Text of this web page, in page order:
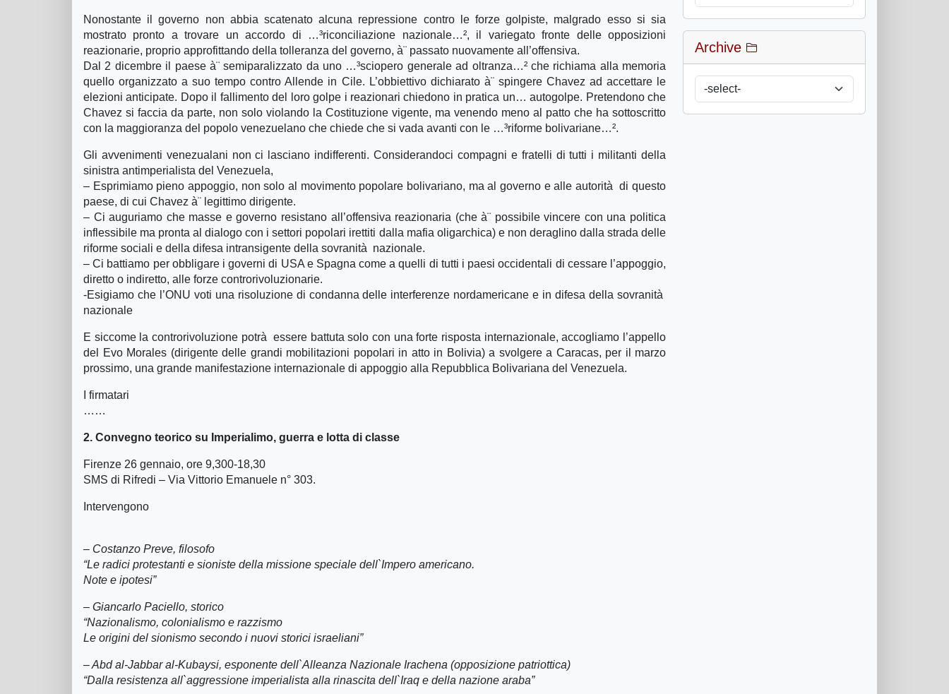
Nonostante il governo non abbia scatenato alcuna repressione contro le forze golpiste, malgrado esso si sia
mostrato pronto a trovare un accordo di …³riconciliazione nazionale…², il variegato fronte delle opposizioni
reazionarie, proprio approfittando della tolleranza del governo, à¨ passato nuovamente all’offensiva.
Dal 2 dicembre il paese à¨ semiparalizzato da uno …³sciopero generale ad oltranza…² che richiama alla memoria
quello organizzato a suo tempo contro Allende in Cile. L’obbiettivo dichiarato à¨ spingere Chavez ad accettare le
elezioni anticipate. Dopo il fallimento del loro golpe i reazionari chiedono in pratica un… autogolpe. Pretendono che
Chavez si faccia da parte, non solo violando la Costituzione vigente, ma venendo meno al patto che ha sottoscritto
con la maggioranza del popolo venezuelano che chiede che si vada avanti con le …³riforme bolivariane…².
Gli avvenimenti venezualani non ci lasciano indifferenti. Considerandoci compagni e fratelli di tutti i militanti della
sinistra antimperialista del Venezuela,
– Esprimiamo pieno appoggio, non solo al movimento popolare bolivariano, ma al governo e alle autorità di questo
paese, di cui Chavez à¨ legittimo dirigente.
– Ci auguriamo che masse e governo resistano all’offensiva reazionaria (che à¨ possibile vincere con una politica
inflessibile ma pronta al dialogo con i settori popolari irettiti dalla mafia oligarchica) e non deraglino dalla strada delle
riforme sociali e della difesa intransigente della sovranità nazionale.
– Ci battiamo per obbligare i governi di USA e Spagna come a quelli di tutti i paesi occidentali di cessare l’appoggio,
diretto o indiretto, alle forze controrivoluzionarie.
-Esigiamo che l’ONU voti una risoluzione di condanna delle interferenze nordamericane e in difesa della sovranità
nazionale
E siccome la controrivoluzione potrà essere battuta solo con una forte risposta internazionale, accogliamo l’appello
del Evo Morales (dirigente delle grandi mobilitazioni popolari in atto in Bolivia) a svolgere a Caracas, per il marzo
prossimo, una grande manifestazione internazionale di appoggio alla Repubblica Bolivariana del Venezuela.
I firmatari
……
2. Convegno teorico su Imperialimo, guerra e lotta di classe
Firenze 26 gennaio, ore 9,300-18,30
SMS di Rifredi – Via Vittorio Emanuele n° 303.
Intervengono
– Costanzo Preve, filosofo
“Le radici protestanti e sioniste della missione speciale dell`Impero americano.
Note e ipotesi”
– Giancarlo Paciello, storico
“Nazionalismo, colonialismo e razzismo
Le origini del sionismo secondo i nuovi storici israeliani”
– Abd al-Jabbar al-Kubaysi, esponente dell`Alleanza Nazionale Irachena (opposizione patriottica)
“Dalla resistenza all`aggressione imperialista alla rinascita dell`Iraq e della nazione araba”
Archive